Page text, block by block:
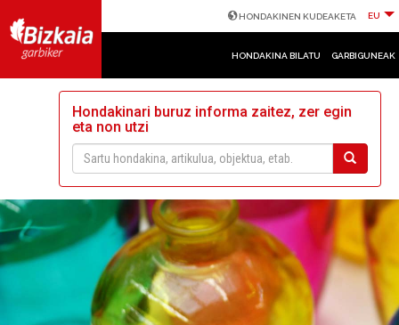
HONDAKINEN KUDEAKETA EU
HONDAKINA BILATU GARBIGUNEAK
Hondakinari buruz informa zaitez, zer egin
eta non utzi